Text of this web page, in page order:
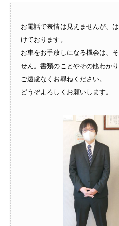
お電話で表情は見えませんが、
けております。
お車をお手放しになる機会は、
せん。書類のことやその他わか
ご遠慮なくお尋ねください。
どうぞよろしくお願いします。